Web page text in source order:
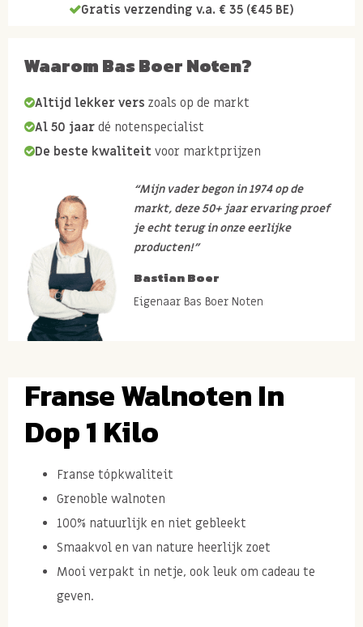
Gratis verzending v.a. € 35 (€45 BE)
Waarom Bas Boer Noten?
Altijd lekker vers zoals op de markt
Al 50 jaar dé notenspecialist
De beste kwaliteit voor marktprijzen
“Mijn vader begon in 1974 op de
markt, deze 50+ jaar ervaring proef
je echt terug in onze eerlijke
producten!”
Bastian Boer
Eigenaar Bas Boer Noten
Franse Walnoten In
Dop 1 Kilo
Franse tópkwaliteit
Grenoble walnoten
100% natuurlijk en niet gebleekt
Smaakvol en van nature heerlijk zoet
Mooi verpakt in netje, ook leuk om cadeau te
geven.